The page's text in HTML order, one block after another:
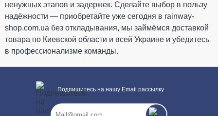
Кол-во
КУПИТЬ
ненужных этапов и задержек. Сделайте выбор в пользу
надёжности — приобретайте уже сегодня в rainway-
shop.com.ua без откладывания, мы займёмся доставкой
товара по Киевской области и всей Украине и убедитесь
в профессионализме команды.
Подпишитесь на нашу Email рассылку